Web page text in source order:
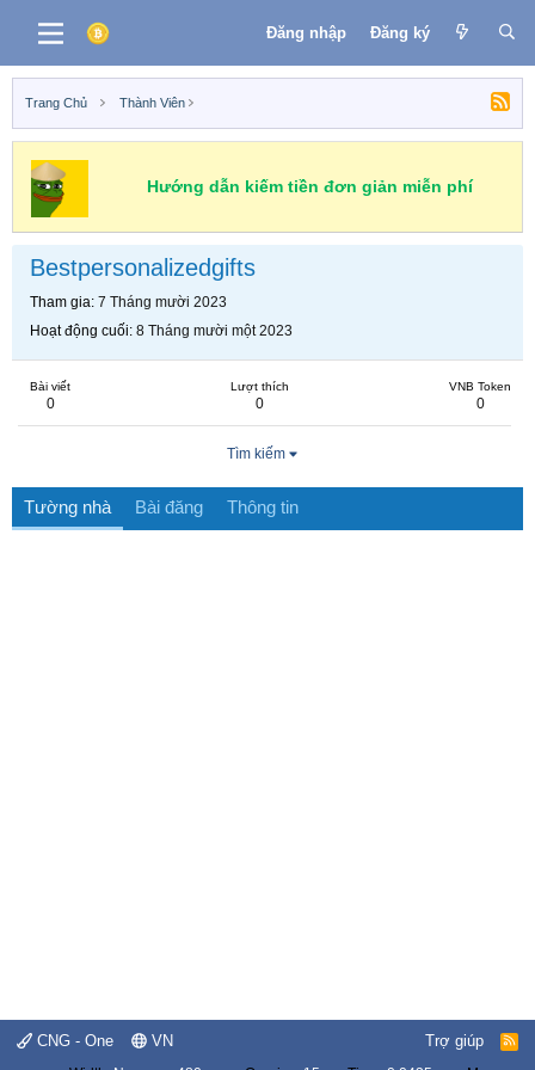
Đăng nhập Đăng ký
Trang Chủ Thành Viên
Hướng dẫn kiếm tiền đơn giản miễn phí
Bestpersonalizedgifts
Tham gia 7 Tháng mười 2023
Hoạt động cuối 8 Tháng mười một 2023
Bài viết
0
Lượt thích
0
VNB Token
0
Tìm kiếm
Tường nhà Bài đăng Thông tin
CNG - One VN Trợ giúp
R